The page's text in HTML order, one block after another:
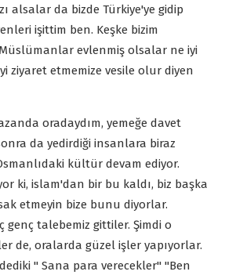
alsalar da bizde Türkiye'ye gidip
işittim ben. Keşke bizim
Müslümanlar evlenmiş olsalar ne iyi
ziyaret etmemize vesile olur diyen
oradaydım, yemeğe davet
da yedirdiği insanlara biraz
kültür devam ediyor.
ki, islam'dan bir bu kaldı, biz başka
etmeyin bize bunu diyorlar.
genç talebemiz gittiler. Şimdi o
de, oralarda güzel işler yapıyorlar.
" Sana para verecekler" "Ben